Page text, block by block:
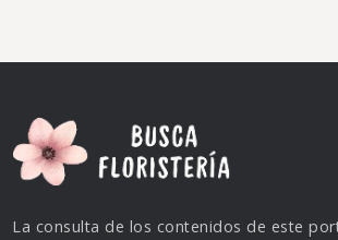
La consulta de los contenidos de este